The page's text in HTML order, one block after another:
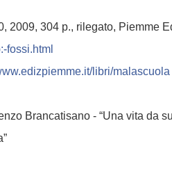
2009, 304 p., rilegato, Piemme
fossi.html
libri/malascuola
Brancatisano - “Una vita da